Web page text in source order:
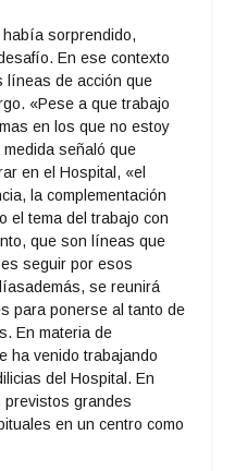
sorprendido,
En ese contexto
líneas de acción que
«Pese a que trabajo
en los que no estoy
señaló que
en el Hospital, «el
la complementación
el tema del trabajo con
que son líneas que
seguir por esos
se reunirá
para ponerse al tanto de
En materia de
ha venido trabajando
del Hospital. En
previstos grandes
en un centro como